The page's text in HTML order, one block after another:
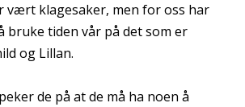
vært klagesaker, men for oss har
bruke tiden vår på det som er
og Lillan.
de på at de må ha noen å